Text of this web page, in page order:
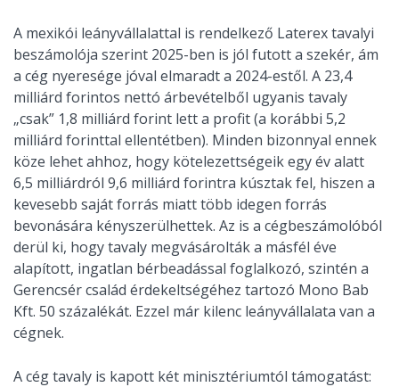
A mexikói leányvállalattal is rendelkező Laterex tavalyi
beszámolója szerint 2025-ben is jól futott a szekér, ám
a cég nyeresége jóval elmaradt a 2024-estől. A 23,4
milliárd forintos nettó árbevételből ugyanis tavaly
„csak” 1,8 milliárd forint lett a profit (a korábbi 5,2
milliárd forinttal ellentétben). Minden bizonnyal ennek
köze lehet ahhoz, hogy kötelezettségeik egy év alatt
6,5 milliárdról 9,6 milliárd forintra kúsztak fel, hiszen a
kevesebb saját forrás miatt több idegen forrás
bevonására kényszerülhettek. Az is a cégbeszámolóból
derül ki, hogy tavaly megvásárolták a másfél éve
alapított, ingatlan bérbeadással foglalkozó, szintén a
Gerencsér család érdekeltségéhez tartozó Mono Bab
Kft. 50 százalékát. Ezzel már kilenc leányvállalata van a
cégnek.
A cég tavaly is kapott két minisztériumtól támogatást: